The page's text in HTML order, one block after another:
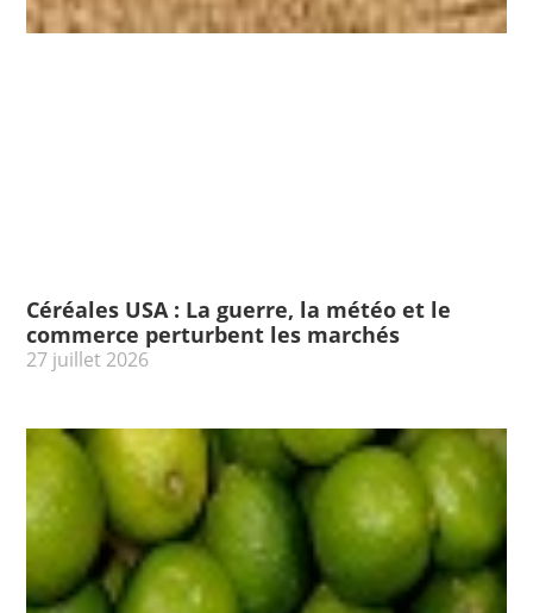
Céréales USA : La guerre, la météo et le
commerce perturbent les marchés
27 juillet 2026